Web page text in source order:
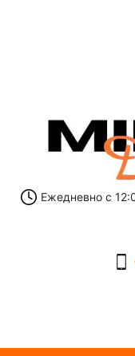
Ежедневно с